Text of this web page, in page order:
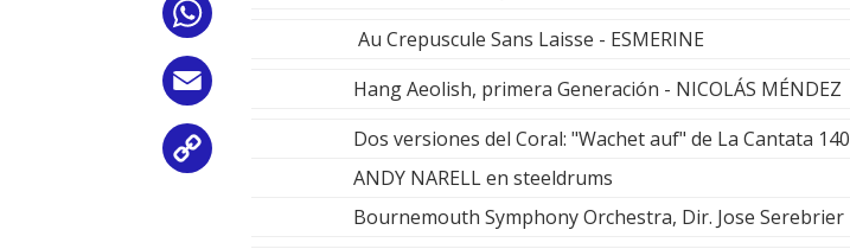
Au Crepuscule Sans Laisse - ESMERINE
Hang Aeolish, primera Generación - NICOLÁS MÉNDEZ
Dos versiones del Coral: "Wachet auf" de La Cantata 140
ANDY NARELL en steeldrums
Bournemouth Symphony Orchestra, Dir. Jose Serebrier